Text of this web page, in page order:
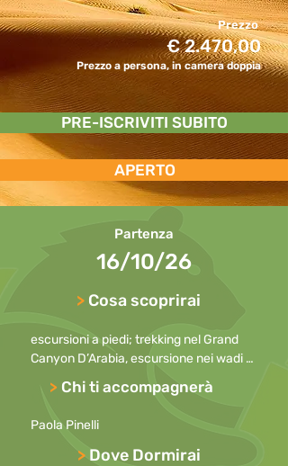
Prezzo
€ 2.470,00
Prezzo a persona, in camera doppia
PRE-ISCRIVITI SUBITO
APERTO
Partenza
16/10/26
> Cosa scoprirai
escursioni a piedi; trekking nel Grand
Canyon D’Arabia, escursione nei wadi
più affascinanti del Paese, notte nel
deserto di Wahiba Sands, visita alle
Dettagli sulla scala di difficoltà sono
riportati sul ns. catalogo, sul ns. sito o
> Chi ti accompagnerà
Paola Pinelli
> Dove Dormirai